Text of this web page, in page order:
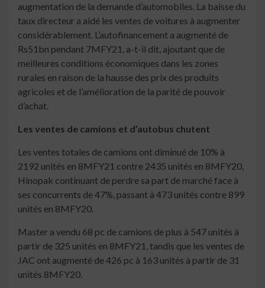
augmentation de la demande d’automobiles. La baisse du
taux directeur a aidé les ventes de voitures à augmenter
considérablement. L’autofinancement a augmenté de
Rs51bn pendant 7MFY21, a-t-il dit, ajoutant que de
meilleures conditions économiques dans les zones
rurales en raison de la hausse des prix des produits
agricoles et de l’amélioration de la parité de pouvoir
d’achat.
Les ventes de camions et d’autobus chutent
Les ventes totales de camions ont diminué de 10% à
2192 unités en 8MFY21 contre 2435 unités en 8MFY20,
Hinopak continuant de perdre sa part de marché face à
ses concurrents de 47%, passant à 473 unités contre 899
unités en 8MFY20.
Master a vendu 68 pc de camions de plus à 547 unités à
partir de 325 unités en 8MFY21, tandis que les ventes de
JAC ont augmenté de 426 pc à 163 unités à partir de 31
unités 8MFY20.